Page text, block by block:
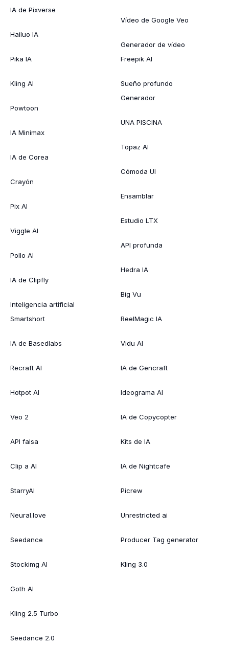
IA de Pixverse
Hailuo IA
Pika IA
Kling AI
Powtoon
IA Minimax
IA de Corea
Crayón
Pix AI
Viggle AI
Pollo AI
IA de Clipfly
Inteligencia artificial
Smartshort
IA de Basedlabs
Recraft AI
Hotpot AI
Veo 2
API falsa
Clip a AI
StarryAI
Neural.love
Seedance
Stockimg AI
Goth AI
Kling 2.5 Turbo
Seedance 2.0
Vídeo de Google Veo
Generador de vídeo
Freepik AI
Sueño profundo
Generador
UNA PISCINA
Topaz AI
Cómoda UI
Ensamblar
Estudio LTX
API profunda
Hedra IA
Big Vu
ReelMagic IA
Vidu AI
IA de Gencraft
Ideograma AI
IA de Copycopter
Kits de IA
IA de Nightcafe
Picrew
Unrestricted ai
Producer Tag generator
Kling 3.0